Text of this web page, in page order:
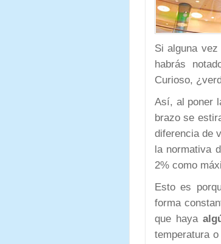
Si alguna
habrás
Curioso,
Así, al poner
brazo se
diferencia de
la normativa
2% como
Esto es
forma
que haya
temperatura